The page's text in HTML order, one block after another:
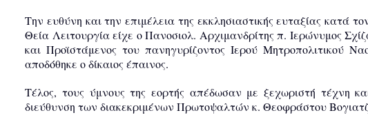
Την ευθύνη και την επιμέλεια της εκκλησιαστικής ευταξίας κατά
Θεία Λειτουργία είχε ο Πανοσιολ. Αρχιμανδρίτης π. Ιερώνυμος
και Προϊστάμενος του πανηγυρίζοντος Ιερού Μητροπολιτικού
αποδόθηκε ο δίκαιος έπαινος.
Τέλος, τους ύμνους της εορτής απέδωσαν με ξεχωριστή τέχνη
διεύθυνση των διακεκριμένων Πρωτοψαλτών κ. Θεοφράστου